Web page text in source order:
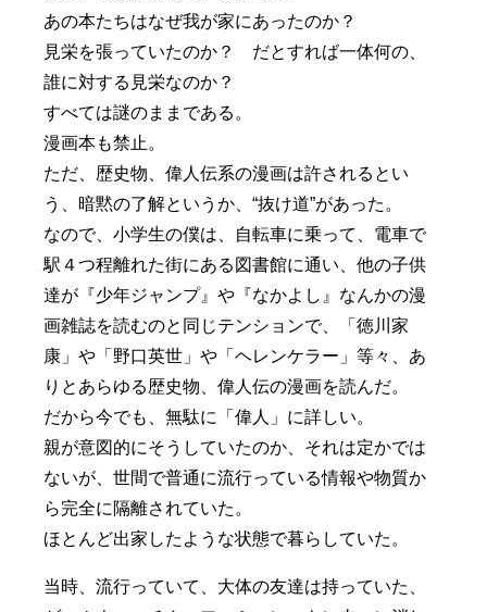
あの本たちはなぜ我が家にあったのか？
見栄を張っていたのか？ だとすれば一体何の、
誰に対する見栄なのか？
すべては謎のままである。
漫画本も禁止。
ただ、歴史物、偉人伝系の漫画は許されるとい
う、暗黙の了解というか、“抜け道”があった。
なので、小学生の僕は、自転車に乗って、電車で
駅４つ程離れた街にある図書館に通い、他の子供
達が『少年ジャンプ』や『なかよし』なんかの漫
画雑誌を読むのと同じテンションで、「徳川家
康」や「野口英世」や「ヘレンケラー」等々、あ
りとあらゆる歴史物、偉人伝の漫画を読んだ。
だから今でも、無駄に「偉人」に詳しい。
親が意図的にそうしていたのか、それは定かでは
ないが、世間で普通に流行っている情報や物質か
ら完全に隔離されていた。
ほとんど出家したような状態で暮らしていた。
当時、流行っていて、大体の友達は持っていた、